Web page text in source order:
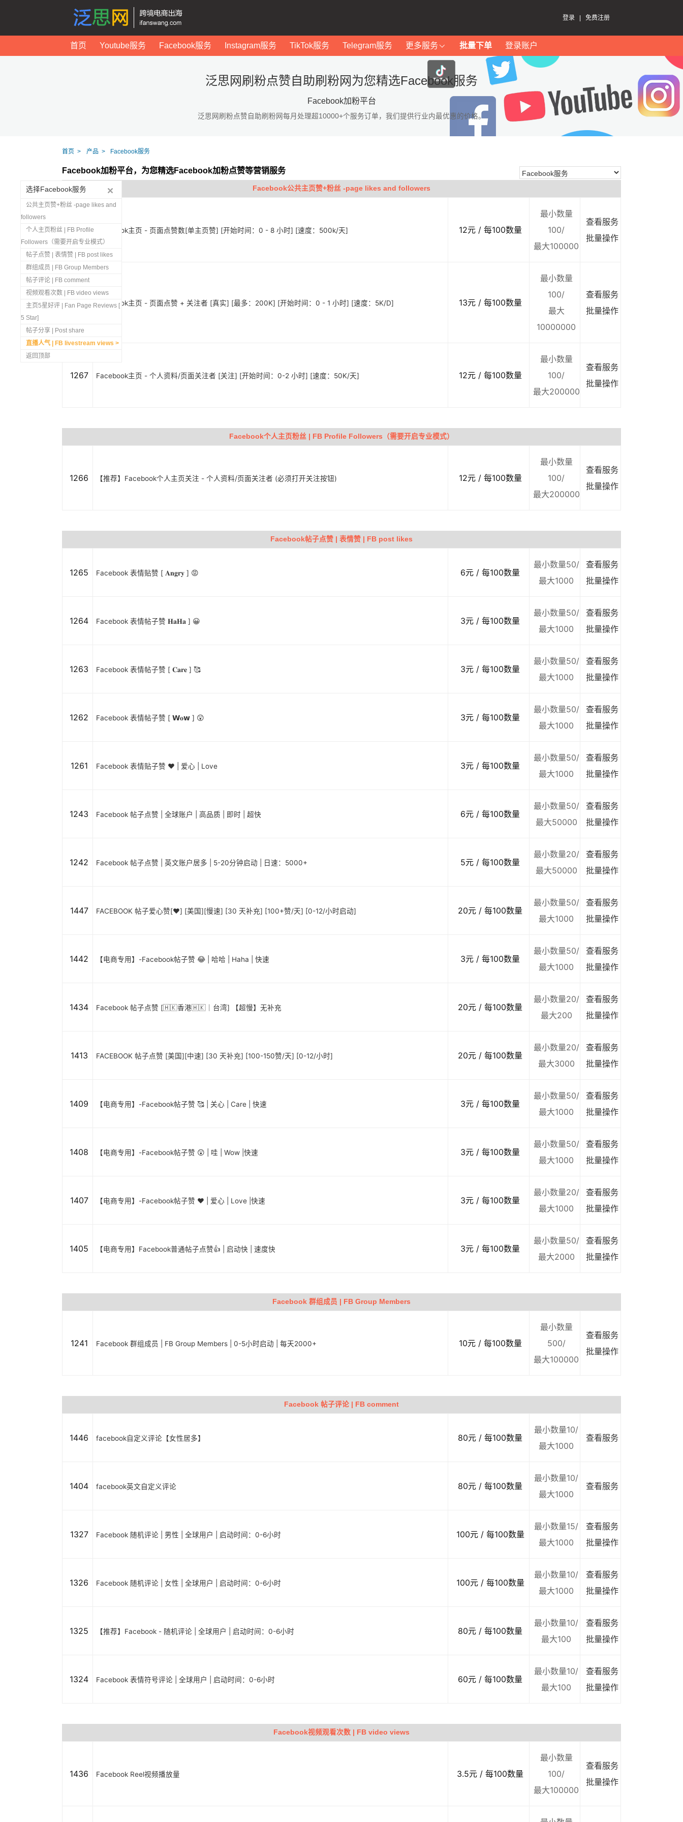
登录 免费注册
首页 Youtube服务 Facebook服务 Instagram服务 TikTok服务 Telegram服务 更多服务 批量下单 登录账户
泛思网刷粉点赞自助刷粉网为您精选Facebook服务
Facebook加粉平台
泛思网刷粉点赞自助刷粉网每月处理超10000+个服务订单，我们提供行业内最优惠的价格。
首页 产品 Facebook服务
Facebook加粉平台，为您精选Facebook加粉点赞等营销服务
Facebook公共主页赞+粉丝 -page likes and followers
1269 Facebook主页 - 页面点赞数[单主页赞] [开始时间：0 - 8 小时] [速度：500k/天] 12元 / 每100数量
最小数量
100/
最大100000
查看服务
批量操作
1268 Facebook主页 - 页面点赞 + 关注者 [真实] [最多：200K] [开始时间：0 - 1 小时] [速度：5K/D] 13元 / 每100数量
最小数量
100/
最大
10000000
查看服务
批量操作
1267 Facebook主页 - 个人资料/页面关注者 [关注] [开始时间：0-2 小时] [速度：50K/天] 12元 / 每100数量
最小数量
100/
最大200000
查看服务
批量操作
Facebook个人主页粉丝 | FB Profile Followers（需要开启专业模式）
1266 【推荐】Facebook个人主页关注 - 个人资料/页面关注者 (必须打开关注按钮) 12元 / 每100数量
最小数量
100/
最大200000
查看服务
批量操作
Facebook帖子点赞 | 表情赞 | FB post likes
1265 Facebook 表情贴赞 [ 𝐀𝐧𝐠𝐫𝐲 ] 😡 6元 / 每100数量
最小数量50/
最大1000
查看服务
批量操作
1264 Facebook 表情帖子赞 𝐇𝐚𝐇𝐚 ] 😀 3元 / 每100数量
最小数量50/
最大1000
查看服务
批量操作
1263 Facebook 表情帖子赞 [ 𝐂𝐚𝐫𝐞 ] 🥰 3元 / 每100数量
最小数量50/
最大1000
查看服务
批量操作
1262 Facebook 表情帖子赞 [ 𝗪𝐨𝘄 ] 😲 3元 / 每100数量
最小数量50/
最大1000
查看服务
批量操作
1261 Facebook 表情贴子赞 ❤️ | 爱心 | Love 3元 / 每100数量
最小数量50/
最大1000
查看服务
批量操作
1243 Facebook 帖子点赞 | 全球账户 | 高品质 | 即时 | 超快 6元 / 每100数量
最小数量50/
最大50000
查看服务
批量操作
1242 Facebook 帖子点赞 | 英文账户居多 | 5-20分钟启动 | 日速：5000+ 5元 / 每100数量
最小数量20/
最大50000
查看服务
批量操作
1447 FACEBOOK 帖子爱心赞[❤️] [美国][慢速] [30 天补充] [100+赞/天] [0-12/小时启动] 20元 / 每100数量
最小数量50/
最大1000
查看服务
批量操作
1442 【电商专用】-Facebook帖子赞 😂 | 哈哈 | Haha | 快速 3元 / 每100数量
最小数量50/
最大1000
查看服务
批量操作
1434 Facebook 帖子点赞 [🇭🇰香港🇭🇰｜台湾] 【超慢】无补充 20元 / 每100数量
最小数量20/
最大200
查看服务
批量操作
1413 FACEBOOK 帖子点赞 [美国][中速] [30 天补充] [100-150赞/天] [0-12/小时] 20元 / 每100数量
最小数量20/
最大3000
查看服务
批量操作
1409 【电商专用】-Facebook帖子赞 🥰 | 关心 | Care | 快速 3元 / 每100数量
最小数量50/
最大1000
查看服务
批量操作
1408 【电商专用】-Facebook帖子赞 😲 | 哇 | Wow |快速 3元 / 每100数量
最小数量50/
最大1000
查看服务
批量操作
1407 【电商专用】-Facebook帖子赞 ❤️ | 爱心 | Love |快速 3元 / 每100数量
最小数量20/
最大1000
查看服务
批量操作
1405 【电商专用】Facebook普通帖子点赞👍 | 启动快 | 速度快 3元 / 每100数量
最小数量50/
最大2000
查看服务
批量操作
Facebook 群组成员 | FB Group Members
1241 Facebook 群组成员 | FB Group Members | 0-5小时启动 | 每天2000+ 10元 / 每100数量
最小数量
500/
最大100000
查看服务
批量操作
Facebook 帖子评论 | FB comment
1446 facebook自定义评论【女性居多】 80元 / 每100数量
最小数量10/
最大1000
查看服务
1404 facebook英文自定义评论 80元 / 每100数量
最小数量10/
最大1000
查看服务
1327 Facebook 随机评论 | 男性 | 全球用户 | 启动时间：0-6小时 100元 / 每100数量
最小数量15/
最大1000
查看服务
批量操作
1326 Facebook 随机评论 | 女性 | 全球用户 | 启动时间：0-6小时 100元 / 每100数量
最小数量10/
最大1000
查看服务
批量操作
1325 【推荐】Facebook - 随机评论 | 全球用户 | 启动时间：0-6小时 80元 / 每100数量
最小数量10/
最大100
查看服务
批量操作
1324 Facebook 表情符号评论 | 全球用户 | 启动时间：0-6小时 60元 / 每100数量
最小数量10/
最大100
查看服务
批量操作
Facebook视频观看次数 | FB video views
1436 Facebook Reel视频播放量 3.5元 / 每100数量
最小数量
100/
最大100000
查看服务
批量操作
选择Facebook服务
公共主页赞+粉丝 -page likes and
followers
个人主页粉丝 | FB Profile
Followers（需要开启专业模式）
帖子点赞 | 表情赞 | FB post likes
群组成员 | FB Group Members
帖子评论 | FB comment
视频观看次数 | FB video views
主页5星好评 | Fan Page Reviews [
5 Star]
帖子分享 | Post share
直播人气 | FB livestream views
返回顶部